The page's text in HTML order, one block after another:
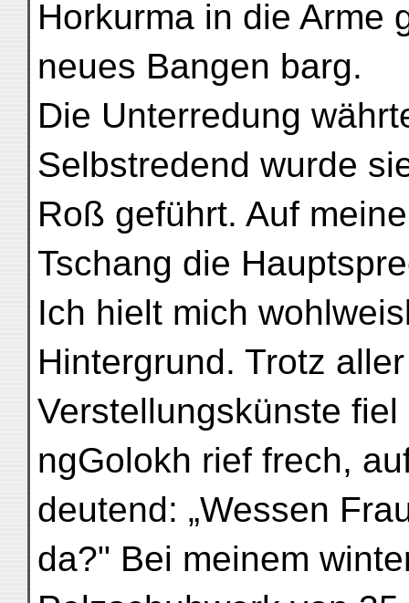
Horkurma in die Arme
neues Bangen barg.
Die Unterredung
Selbstredend wurde
Roß geführt. Auf
Tschang die
Ich hielt mich
Hintergrund. Trotz aller
Verstellungskünste
ngGolokh rief frech,
deutend: „Wessen
da?" Bei meinem